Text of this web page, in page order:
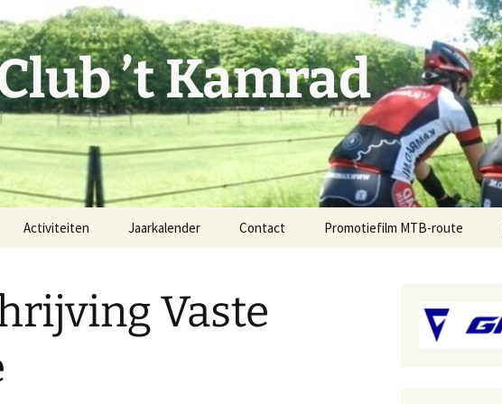
’t Kamrad
Activiteiten
Vaste MTB-route
Jaarkalender Contact
Verenigingsgegevens
Promotiefilm MTB-route
Vaste